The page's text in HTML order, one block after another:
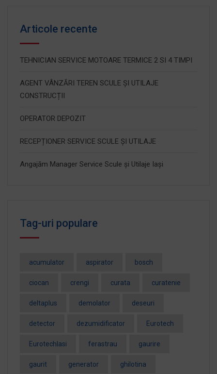
Articole recente
TEHNICIAN SERVICE MOTOARE TERMICE 2 SI 4 TIMPI
AGENT VÂNZĂRI TEREN SCULE ȘI UTILAJE
CONSTRUCȚII
OPERATOR DEPOZIT
RECEPȚIONER SERVICE SCULE ȘI UTILAJE
Angajăm Manager Service Scule și Utilaje Iași
Tag-uri populare
acumulator aspirator bosch
ciocan crengi curata curatenie
deltaplus demolator deseuri
detector dezumidificator Eurotech
EurotechIasi ferastrau gaurire
gaurit generator ghilotina